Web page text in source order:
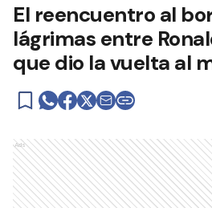
El reencuentro al
lágrimas entre
que dio la vuelta al
Ads